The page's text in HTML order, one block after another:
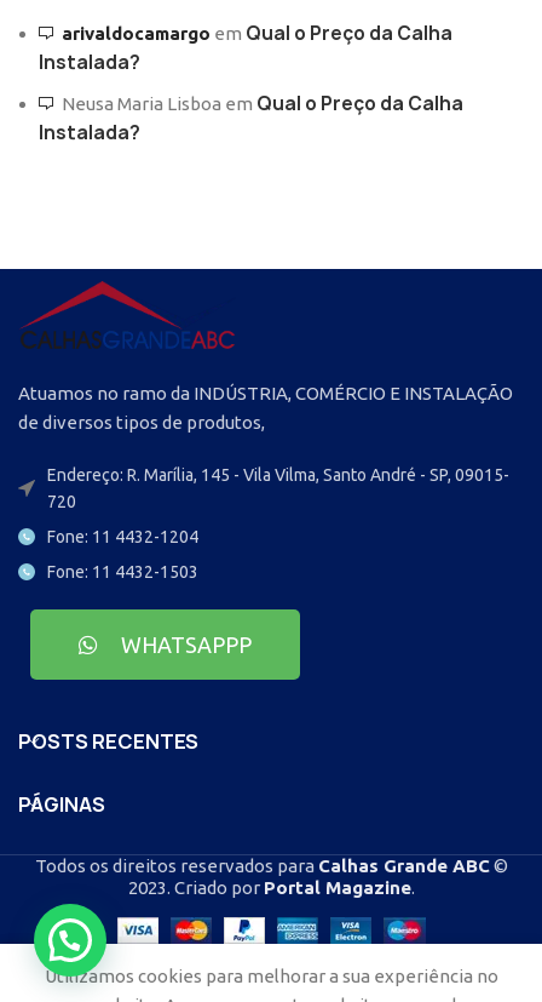
arivaldocamargo em Qual o Preço da Calha
Instalada?
Neusa Maria Lisboa em Qual o Preço da Calha
Instalada?
Atuamos no ramo da INDÚSTRIA, COMÉRCIO E INSTALAÇÃO
de diversos tipos de produtos,
Endereço: R. Marília, 145 - Vila Vilma, Santo André - SP, 09015-
720
Fone: 11 4432-1204
Fone: 11 4432-1503
WHATSAPPP
POSTS RECENTES
PÁGINAS
Todos os direitos reservados para Calhas Grande ABC©
2023. Criado por Portal Magazine.
Utilizamos cookies para melhorar a sua experiência no